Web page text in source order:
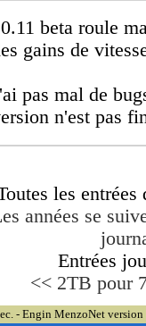
beta roule
gains de
pas mal de
n'est pas
les
années se
Entrées
<< 2TB pour
- Engin MenzoNet